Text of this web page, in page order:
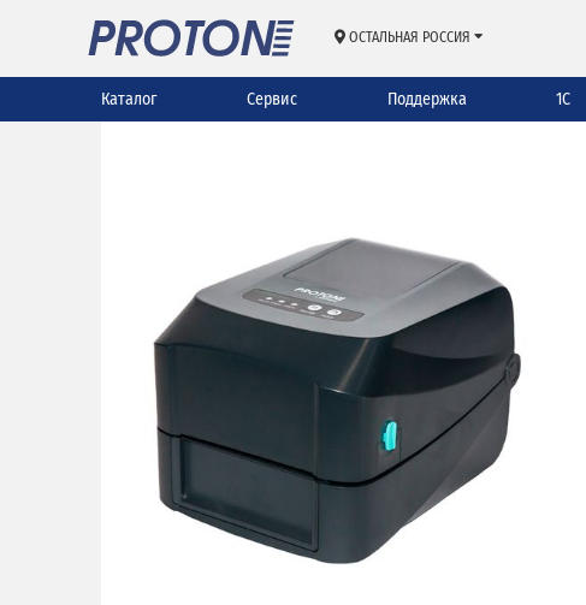
ОСТАЛЬНАЯ РОССИЯ
Каталог Сервис Поддержка 1С